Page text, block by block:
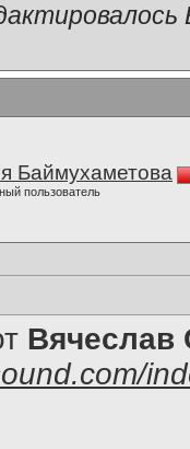
Баймухаметова
пользователь
Вячеслав